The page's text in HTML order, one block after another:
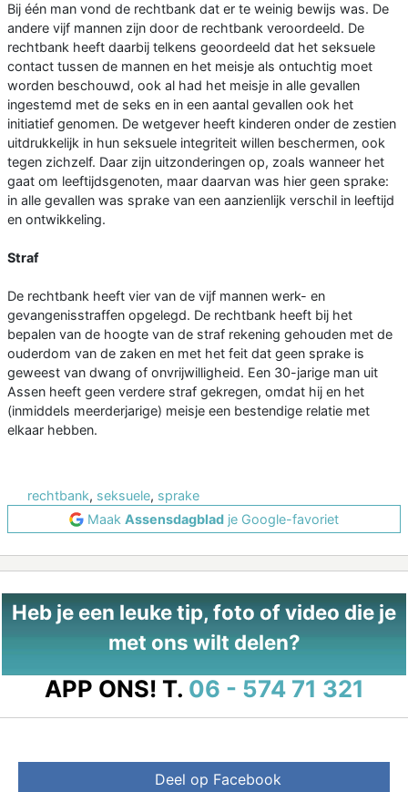
Bij één man vond de rechtbank dat er te weinig bewijs was. De
andere vijf mannen zijn door de rechtbank veroordeeld. De
rechtbank heeft daarbij telkens geoordeeld dat het seksuele
contact tussen de mannen en het meisje als ontuchtig moet
worden beschouwd, ook al had het meisje in alle gevallen
ingestemd met de seks en in een aantal gevallen ook het
initiatief genomen. De wetgever heeft kinderen onder de zestien
uitdrukkelijk in hun seksuele integriteit willen beschermen, ook
tegen zichzelf. Daar zijn uitzonderingen op, zoals wanneer het
gaat om leeftijdsgenoten, maar daarvan was hier geen sprake:
in alle gevallen was sprake van een aanzienlijk verschil in leeftijd
en ontwikkeling.
Straf
De rechtbank heeft vier van de vijf mannen werk- en
gevangenisstraffen opgelegd. De rechtbank heeft bij het
bepalen van de hoogte van de straf rekening gehouden met de
ouderdom van de zaken en met het feit dat geen sprake is
geweest van dwang of onvrijwilligheid. Een 30-jarige man uit
Assen heeft geen verdere straf gekregen, omdat hij en het
(inmiddels meerderjarige) meisje een bestendige relatie met
elkaar hebben.
rechtbank, seksuele, sprake
Maak Assensdagblad je Google-favoriet
Heb je een leuke tip, foto of video die je
met ons wilt delen?
APP ONS! T. 06 - 574 71 321
Deel op Facebook